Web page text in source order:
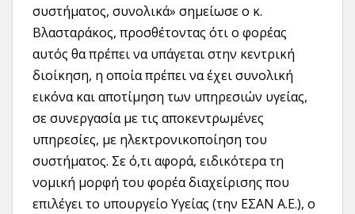
συστήματος, συνολικά» σημείωσε ο κ.
Βλασταράκος, προσθέτοντας ότι ο φορέας
αυτός θα πρέπει να υπάγεται στην κεντρική
διοίκηση, η οποία πρέπει να έχει συνολική
εικόνα και αποτίμηση των υπηρεσιών υγείας,
σε συνεργασία με τις αποκεντρωμένες
υπηρεσίες, με ηλεκτρονικοποίηση του
συστήματος. Σε ό,τι αφορά, ειδικότερα τη
νομική μορφή του φορέα διαχείρισης που
επιλέγει το υπουργείο Υγείας (την ΕΣΑΝ Α.Ε.), ο